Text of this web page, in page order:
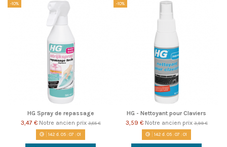
-10%
HG Spray de repassage
3,47 € Notre ancien prix3,85 €
142 d. 05:07 :00
-10%
HG - Nettoyant pour Claviers
3,59 € Notre ancien prix3,99 €
142 d. 05:07 :00